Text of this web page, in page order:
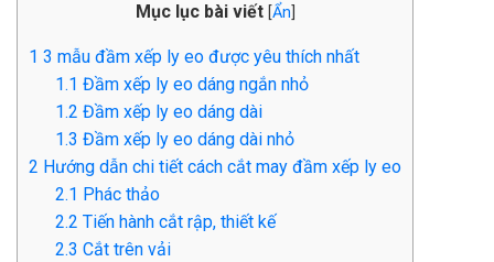
Mục lục bài viết [Ẩn
1 3 mẫu đầm xếp ly eo được yêu thích nhất
1.1 Đầm xếp ly eo dáng ngắn nhỏ
1.2 Đầm xếp ly eo dáng dài
1.3 Đầm xếp ly eo dáng dài nhỏ
2 Hướng dẫn chi tiết cách cắt may đầm xếp ly eo
2.1 Phác thảo
2.2 Tiến hành cắt rập, thiết kế
2.3 Cắt trên vải